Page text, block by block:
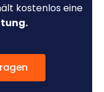
kostenlos eine